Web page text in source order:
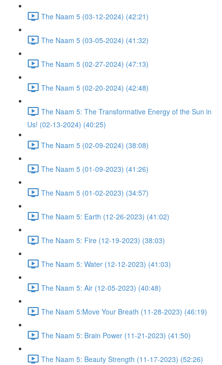
The Naam 5 (03-12-2024) (42:21)
The Naam 5 (03-05-2024) (41:32)
The Naam 5 (02-27-2024) (47:13)
The Naam 5 (02-20-2024) (42:48)
The Naam 5: The Transformative Energy of the Sun in
Us! (02-13-2024) (40:25)
The Naam 5 (02-09-2024) (38:08)
The Naam 5 (01-09-2023) (41:26)
The Naam 5 (01-02-2023) (34:57)
The Naam 5: Earth (12-26-2023) (41:02)
The Naam 5: Fire (12-19-2023) (38:03)
The Naam 5: Water (12-12-2023) (41:03)
The Naam 5: Air (12-05-2023) (40:48)
The Naam 5:Move Your Breath (11-28-2023) (46:19)
The Naam 5: Brain Power (11-21-2023) (41:50)
The Naam 5: Beauty Strength (11-17-2023) (52:26)